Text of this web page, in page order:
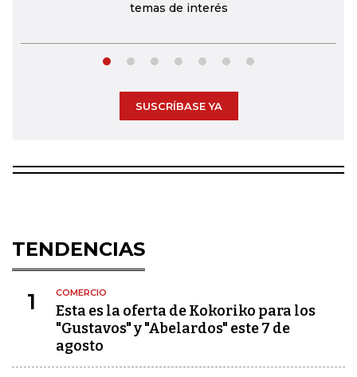
temas de interés
SUSCRÍBASE YA
TENDENCIAS
1 COMERCIO
Esta es la oferta de Kokoriko para los
"Gustavos" y "Abelardos" este 7 de
agosto